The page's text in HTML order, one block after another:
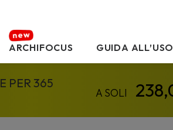
ARCHIFOCUS GUIDA ALL’USO
PER 365